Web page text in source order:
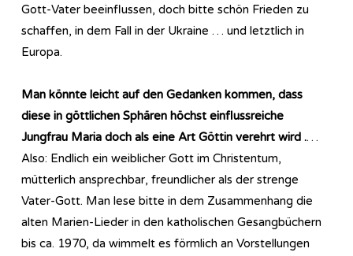
Gott-Vater beeinflussen, doch bitte schön Frieden zu
schaffen, in dem Fall in der Ukraine … und letztlich in
Europa.
Man könnte leicht auf den Gedanken kommen, dass
diese in göttlichen Sphären höchst einflussreiche
Jungfrau Maria doch als eine Art Göttin verehrt wird .…
Also: Endlich ein weiblicher Gott im Christentum,
mütterlich ansprechbar, freundlicher als der strenge
Vater-Gott. Man lese bitte in dem Zusammenhang die
alten Marien-Lieder in den katholischen Gesangbüchern
bis ca. 1970, da wimmelt es förmlich an Vorstellungen